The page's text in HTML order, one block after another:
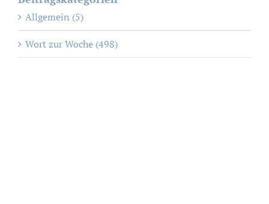
Allgemein (5)
Wort zur Woche (498)